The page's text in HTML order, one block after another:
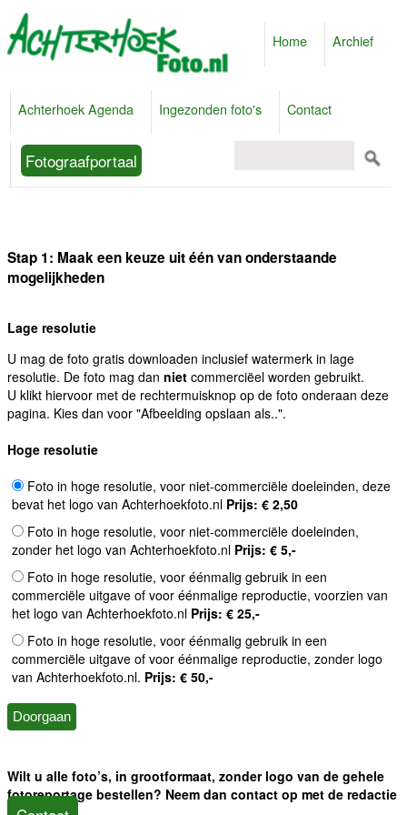
Home Archief
Achterhoek Agenda Ingezonden foto's Contact
Fotograafportaal
Stap 1: Maak een keuze uit één van onderstaande
mogelijkheden
Lage resolutie
U mag de foto gratis downloaden inclusief watermerk in lage
resolutie. De foto mag dan niet commerciëel worden gebruikt.
U klikt hiervoor met de rechtermuisknop op de foto onderaan deze
pagina. Kies dan voor "Afbeelding opslaan als..".
Hoge resolutie
Foto in hoge resolutie, voor niet-commerciële doeleinden, deze
bevat het logo van Achterhoekfoto.nl Prijs: € 2,50
Foto in hoge resolutie, voor niet-commerciële doeleinden,
zonder het logo van Achterhoekfoto.nl Prijs: € 5,-
Foto in hoge resolutie, voor éénmalig gebruik in een
commerciële uitgave of voor éénmalige reproductie, voorzien van
het logo van Achterhoekfoto.nl Prijs: € 25,-
Foto in hoge resolutie, voor éénmalig gebruik in een
commerciële uitgave of voor éénmalige reproductie, zonder logo
van Achterhoekfoto.nl. Prijs: € 50,-
Wilt u alle foto’s, in grootformaat, zonder logo van de gehele
fotoreportage bestellen? Neem dan contact op met de redactie